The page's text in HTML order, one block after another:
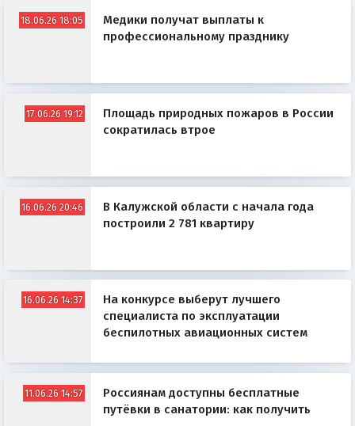
18.06.26 18:05
Медики получат выплаты к
профессиональному празднику
17.06.26 19:12
Площадь природных пожаров в России
сократилась втрое
16.06.26 20:46
В Калужской области с начала года
построили 2 781 квартиру
16.06.26 14:37
На конкурсе выберут лучшего
специалиста по эксплуатации
беспилотных авиационных систем
11.06.26 14:57
Россиянам доступны бесплатные
путёвки в санатории: как получить